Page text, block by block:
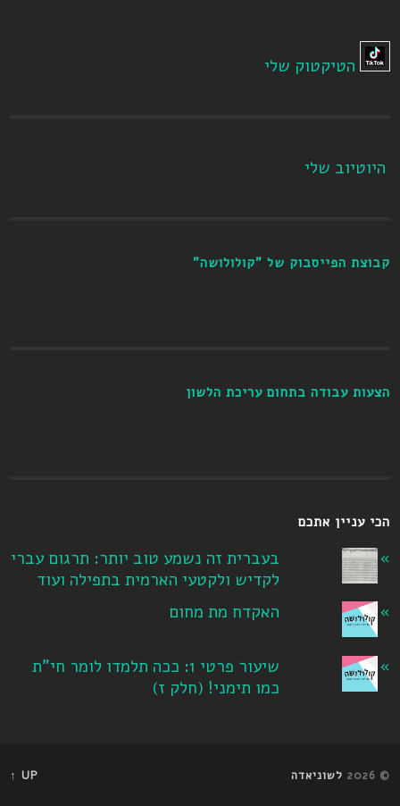
הטיקטוק שלי
היוטיוב שלי
קבוצת הפייסבוק של "קולולושה"
הצעות עבודה בתחום עריכת הלשון
הכי עניין אתכם
בעברית זה נשמע טוב יותר: תרגום עברי
לקדיש ולקטעי הארמית בתפילה ועוד
האקדח מת מחום
שיעור פרטי 1: ככה תלמדו לומר חי"ת
כמו תימני! ‏(חלק ז‏)
© 2026 לשוניאדה UP ↑